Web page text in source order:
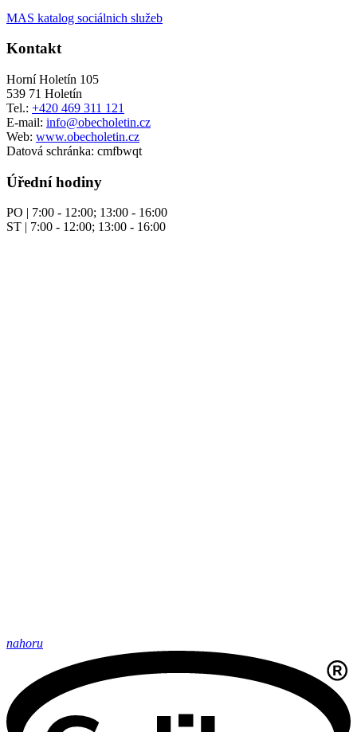
MAS katalog sociálnich služeb
Kontakt
Horní Holetín 105
539 71 Holetín
Tel.: +420 469 311 121
E-mail: info@obecholetin.cz
Web: www.obecholetin.cz
Datová schránka: cmfbwqt
Úřední hodiny
PO | 7:00 - 12:00; 13:00 - 16:00
ST | 7:00 - 12:00; 13:00 - 16:00
nahoru